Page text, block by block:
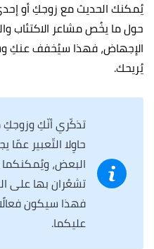
يُمكنك الحديث مع زوجكِ أو
حول ما يخُص مشاعر الاكتئاب
الإجهاض، فهذا سيُخفف عنكِ
يُريحك.
تذكّري أنّكِ وزوجكِ
حاوِلا التّعبير
البعض، ويُمكنكما
تشعُران بها على
فهذا سيكون
عليكما.